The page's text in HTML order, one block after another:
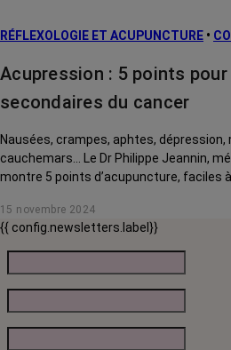
RÉFLEXOLOGIE ET ACUPUNCTURE •
Acupression : 5 points
secondaires du cancer
Nausées, crampes, aphtes,
cauchemars... Le Dr Philippe Jeannin,
montre 5 points d’acupuncture, faciles
traitements.
15 novembre 2024
{{ config.newsletters.label}}